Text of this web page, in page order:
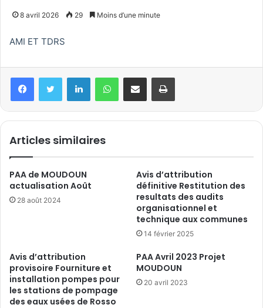
8 avril 2026 29 Moins d’une minute
AMI ET TDRS
Articles similaires
PAA de MOUDOUN
actualisation Août
28 août 2024
Avis d’attribution
définitive Restitution des
resultats des audits
organisationnel et
technique aux communes
14 février 2025
Avis d’attribution
provisoire Fourniture et
installation pompes pour
les stations de pompage
des eaux usées de Rosso
PAA Avril 2023 Projet
MOUDOUN
20 avril 2023